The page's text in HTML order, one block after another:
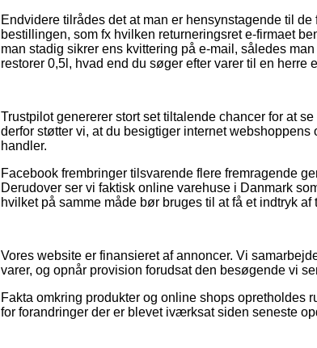
Endvidere tilrådes det at man er hensynstagende til
bestillingen, som fx hvilken returneringsret e-firmaet
man stadig sikrer ens kvittering på e-mail, således
restorer 0,5l, hvad end du søger efter varer til en herre
Trustpilot genererer stort set tiltalende chancer for at
derfor støtter vi, at du besigtiger internet
handler.
Facebook frembringer tilsvarende flere fremragende
Derudover ser vi faktisk online varehuse i Danmark
hvilket på samme måde bør bruges til at få et indtryk
Vores website er finansieret af annoncer. Vi
varer, og opnår provision forudsat den besøgende vi
Fakta omkring produkter og online shops
for forandringer der er blevet iværksat siden seneste